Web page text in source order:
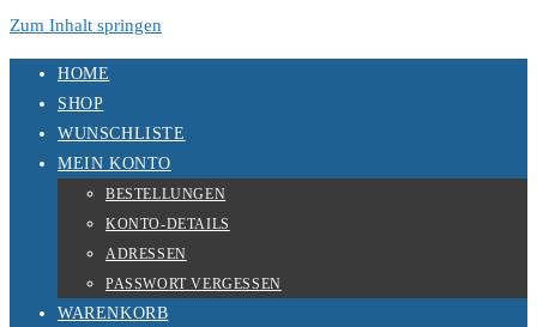
Zum Inhalt springen
HOME
SHOP
WUNSCHLISTE
MEIN KONTO
BESTELLUNGEN
KONTO-DETAILS
ADRESSEN
PASSWORT VERGESSEN
WARENKORB